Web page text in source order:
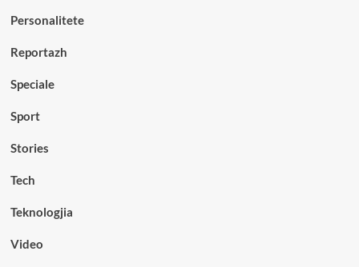
Personalitete
Reportazh
Speciale
Sport
Stories
Tech
Teknologjia
Video